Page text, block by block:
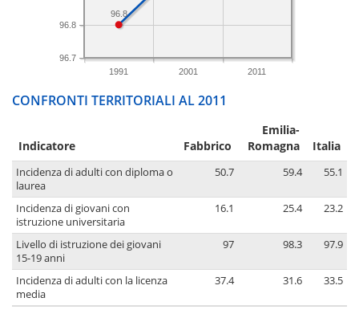
1991 2001 2011
96.7
96.8
96.8
CONFRONTI TERRITORIALI AL 2011
Indicatore Fabbrico
Emilia-
Romagna
Italia
Incidenza di adulti con diploma o
laurea
50.7 59.4 55.1
Incidenza di giovani con
istruzione universitaria
16.1 25.4 23.2
Livello di istruzione dei giovani
15-19 anni
97 98.3 97.9
Incidenza di adulti con la licenza
media
37.4 31.6 33.5